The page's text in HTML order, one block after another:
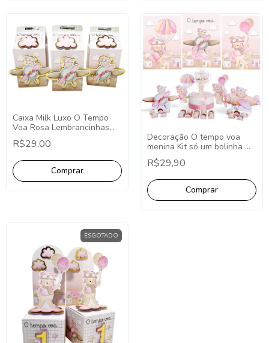
Caixa Milk Luxo O Tempo
Voa Rosa Lembrancinhas
Luxuosas 3D Personalizada
PCT C/10 Unid, O Tempo
R$29,00
Decoração O tempo voa
menina Kit só um bolinha O
tempo voa rosa Chá de
bebê O tempo voa menina
R$29,90
ESGOTADO